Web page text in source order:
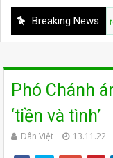
Breaking News
Vương và Ý Thức Mới
Phó Chánh
‘tiền và tình’
Dân Việt 13.11.22